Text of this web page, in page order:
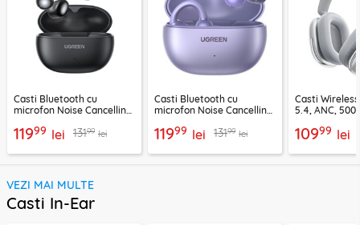
Casti Bluetooth cu
microfon Noise Cancelling
11999 lei 13199 lei
Casti Bluetooth cu
microfon Noise Cancelling
11999 lei 13199 lei
Casti
5.4, ANC,
10999 lei
VEZI MAI MULTE
Casti In-Ear